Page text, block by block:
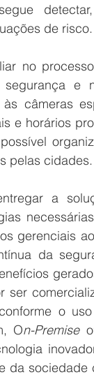
de risco.
no
e
câmeras
e horários
pelas cidades.
a
gerenciais
da
o
On-Premise
da sociedade